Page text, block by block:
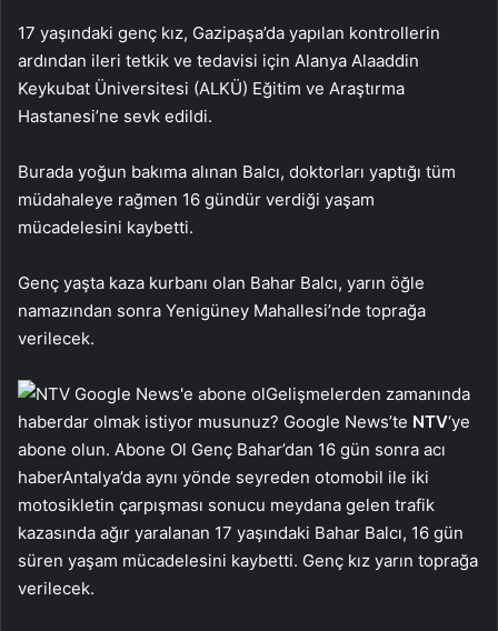
17 yaşındaki genç kız, Gazipaşa’da yapılan kontrollerin
ardından ileri tetkik ve tedavisi için Alanya Alaaddin
Keykubat Üniversitesi (ALKÜ) Eğitim ve Araştırma
Hastanesi’ne sevk edildi.
Burada yoğun bakıma alınan Balcı, doktorları yaptığı tüm
müdahaleye rağmen 16 gündür verdiği yaşam
mücadelesini kaybetti.
Genç yaşta kaza kurbanı olan Bahar Balcı, yarın öğle
namazından sonra Yenigüney Mahallesi’nde toprağa
verilecek.
Gelişmelerden zamanında
haberdar olmak istiyor musunuz? Google News’te NTV‘ye
abone olun. Abone Ol Genç Bahar’dan 16 gün sonra acı
haberAntalya’da aynı yönde seyreden otomobil ile iki
motosikletin çarpışması sonucu meydana gelen trafik
kazasında ağır yaralanan 17 yaşındaki Bahar Balcı, 16 gün
süren yaşam mücadelesini kaybetti. Genç kız yarın toprağa
verilecek.